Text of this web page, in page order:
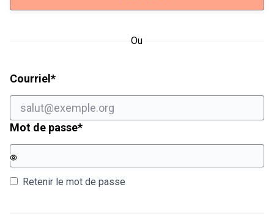
Ou
Courriel *Champ obligatoire
Mot de passe*Champ obligatoire
Retenir le mot de passe